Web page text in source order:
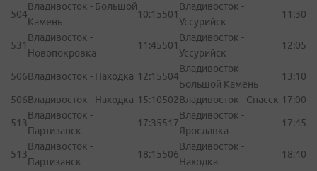
504
Владивосток - Большой
Камень
10:15501
Владивосток -
Уссурийск
11:30
531
Владивосток -
Новопокровка
11:45501
Владивосток -
Уссурийск
12:05
506Владивосток - Находка 12:15504
Владивосток -
Большой Камень
13:10
506Владивосток - Находка 15:10502Владивосток - Спасск 17:00
513
Владивосток -
Партизанск
17:35517
Владивосток -
Ярославка
17:45
513
Владивосток -
Партизанск
18:15506
Владивосток -
Находка
18:40